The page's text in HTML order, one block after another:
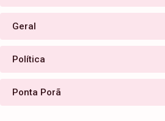
Geral
Política
Ponta Porã